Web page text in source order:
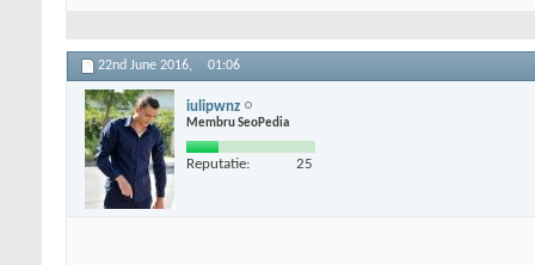
22nd June 2016, 01:06
iulipwnz
Membru SeoPedia
Reputatie: 25